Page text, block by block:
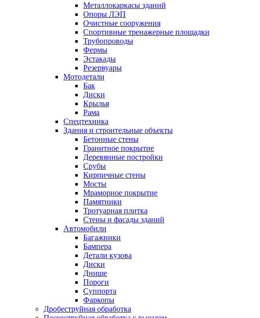
Металлокаркасы зданий
Опоры ЛЭП
Очистные сооружения
Спортивные тренажерные площадки
Трубопроводы
Фермы
Эстакады
Резервуары
Мотодетали
Бак
Диски
Крылья
Рама
Спецтехника
Здания и строительные объекты
Бетонные стены
Гранитное покрытие
Деревянные постройки
Срубы
Кирпичные стены
Мосты
Мраморное покрытие
Памятники
Тротуарная плитка
Стены и фасады зданий
Автомобили
Багажники
Бампера
Детали кузова
Диски
Днище
Пороги
Суппорта
Фаркопы
Дробеструйная обработка